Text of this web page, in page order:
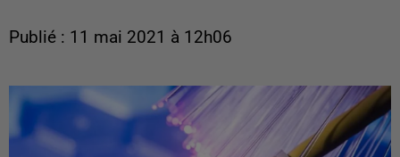
Publié : 11 mai 2021 à 12h06